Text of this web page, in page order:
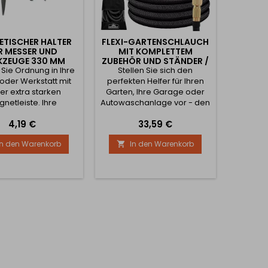
HALTER
MESSER UND
330 MM
Ordnung in Ihre
Werkstatt mit
extra starken
Ihre
denn alle
Teile wie
Zangen,
können
Preis
4,19 €
den Warenkorb
FLEXI-GARTENSCHLAUCH
MIT KOMPLETTEM
ZUBEHÖR UND STÄNDER /
SCHWARZ
Stellen Sie sich den
perfekten Helfer für Ihren
Garten, Ihre Garage oder
Autowaschanlage vor - den
komplettem Zubehör und
Ständer von Gardebruk®.
Erhältlich in einer Länge von
7,5 m / 15 m oder 30 m.
ist für maximale
Preis
33,59 €
 In den Warenkorb